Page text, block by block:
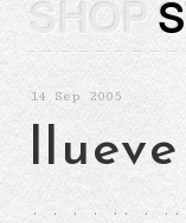
SHOP
14 Sep 2005
llueve
. . . . .. .